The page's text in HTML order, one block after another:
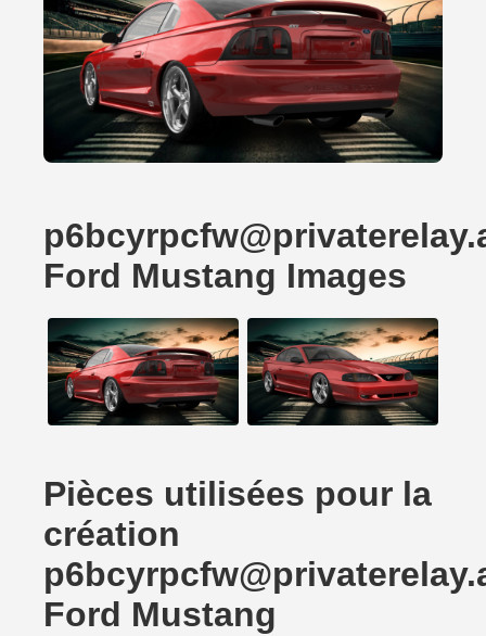
Ford Mustang Images
Pièces utilisées pour la
création
Ford Mustang